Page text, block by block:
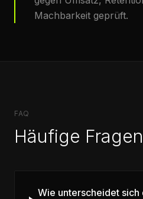
Machbarkeit geprüft.
FAQ
Häufige Fragen
Wie unterscheidet sich